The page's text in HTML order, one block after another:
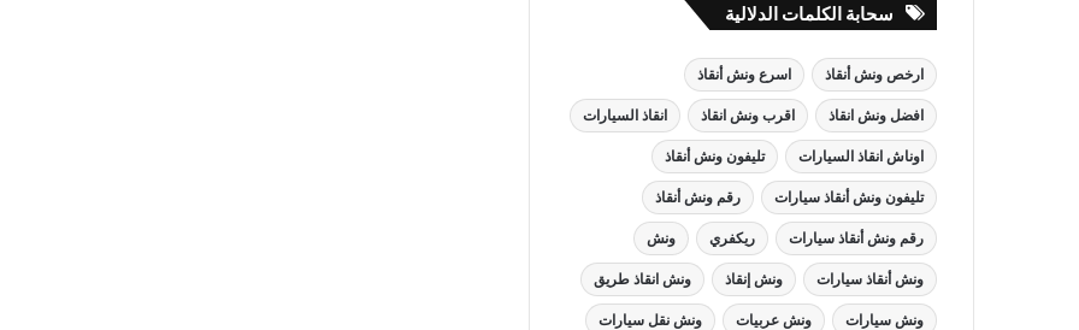
سحابة الكلمات الدلالية
ارخص ونش أنقاذ اسرع ونش أنقاذ
افضل ونش انقاذ اقرب ونش انقاذ انقاذ السيارات
اوناش انقاذ السيارات تليفون ونش أنقاذ
تليفون ونش أنقاذ سيارات رقم ونش أنقاذ
رقم ونش أنقاذ سيارات ريكفري ونش
ونش أنقاذ سيارات ونش إنقاذ ونش انقاذ طريق
ونش سيارات ونش عربيات ونش نقل سيارات